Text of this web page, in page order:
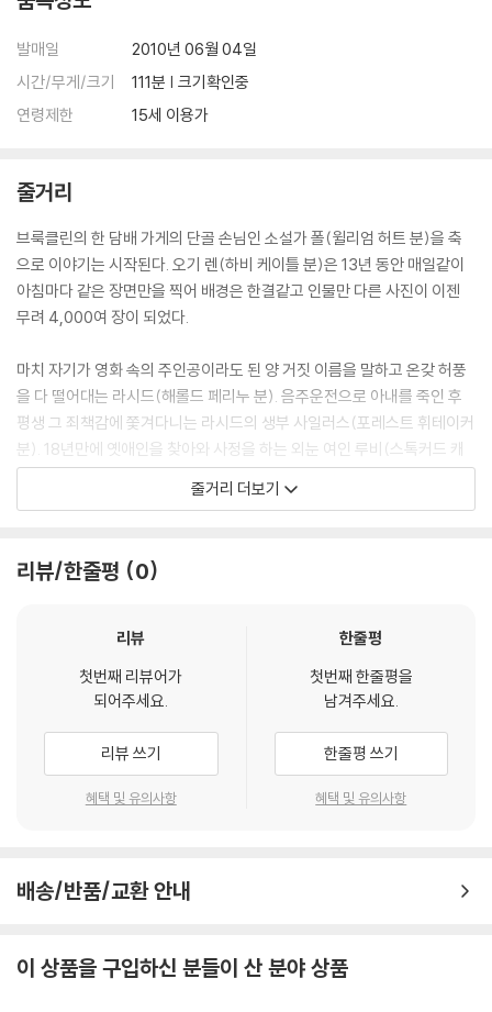
발매일
2010년 06월 04일
시간/무게/크기
111분 | 크기확인중
연령제한
15세 이용가
줄거리
브룩클린의 한 담배 가게의 단골 손님인 소설가 폴(윌리엄 허트 분)을 축
으로 이야기는 시작된다. 오기 렌(하비 케이틀 분)은 13년 동안 매일같이
아침마다 같은 장면만을 찍어 배경은 한결같고 인물만 다른 사진이 이젠
무려 4,000여 장이 되었다.
마치 자기가 영화 속의 주인공이라도 된 양 거짓 이름을 말하고 온갖 허풍
을 다 떨어대는 라시드(해롤드 페리누 분). 음주운전으로 아내를 죽인 후
평생 그 죄책감에 쫓겨다니는 라시드의 생부 사일러스(포레스트 휘테이커
분). 18년만에 옛애인을 찾아와 사정을 하는 외눈 여인 루비(스톡커드 캐
닝 분). 이들은 폴과 오기를 둘러싸고 풀리지 않는 실타래처럼 뒤엉켜 각자
의 혹은 서로의 삶을 엮어나간다.
부터 둘사이에 딸이 있음알 알게된다. 그러나 오기는 그 말을 믿지 않고 그
녀의 냉담한 반응에 실망하고 돌아온다.
줄거리 더보기
리뷰/한줄평 0
리뷰
첫번째 리뷰어가
되어주세요.
리뷰 쓰기
혜택 및 유의사항
한줄평
첫번째 한줄평을
남겨주세요.
한줄평 쓰기
혜택 및 유의사항
배송/반품/교환 안내
이 상품을 구입하신 분들이 산 분야 상품